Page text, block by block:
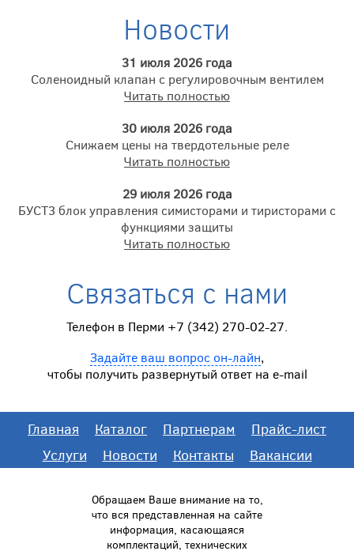
Новости
31 июля 2026 года
Соленоидный клапан с регулировочным вентилем
Читать полностью
30 июля 2026 года
Снижаем цены на твердотельные реле
Читать полностью
29 июля 2026 года
БУСТ3 блок управления симисторами и тиристорами с
функциями защиты
Читать полностью
Связаться с нами
Телефон в Перми +7 (342) 270-02-27.
Задайте ваш вопрос он-лайн,
чтобы получить развернутый ответ на e-mail
Главная Каталог Партнерам
Прайс-лист
Услуги
Новости Контакты Вакансии
Обращаем Ваше внимание на то,
что вся представленная на сайте
информация, касающаяся
комплектаций, технических